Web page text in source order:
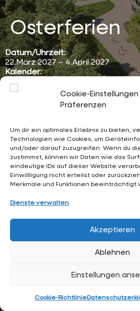
Cookie-Einstellungen
Präferenzen
Um dir ein optimales Erlebnis zu bieten,
Technologien wie Cookies, um
und/oder darauf zuzugreifen. Wenn du
zustimmst, können wir Daten wie das
eindeutige IDs auf dieser Website
Einwillligung nicht erteilst oder
Merkmale und Funktionen beeinträchtigt
Dienste verwalten
Akzeptieren
Ablehnen
Einstellungen
Cookie-Richtlinie
Osterferien
Datum/Uhrzeit:
22.März 2027 – 4.April 2027
Kalender:
Über uns
FAQ - Häufig
Hintergrundgrafiken:RKW
, Anton Kolev •